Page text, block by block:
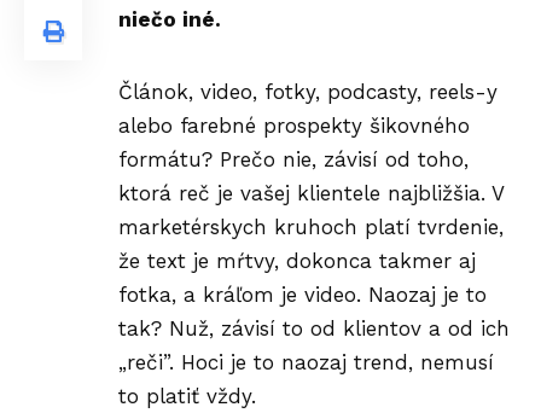
niečo iné.
Článok, video, fotky, podcasty, reels-y
alebo farebné prospekty šikovného
formátu? Prečo nie, závisí od toho,
ktorá reč je vašej klientele najbližšia. V
marketérskych kruhoch platí tvrdenie,
že text je mŕtvy, dokonca takmer aj
fotka, a kráľom je video. Naozaj je to
tak? Nuž, závisí to od klientov a od ich
„reči”. Hoci je to naozaj trend, nemusí
to platiť vždy.